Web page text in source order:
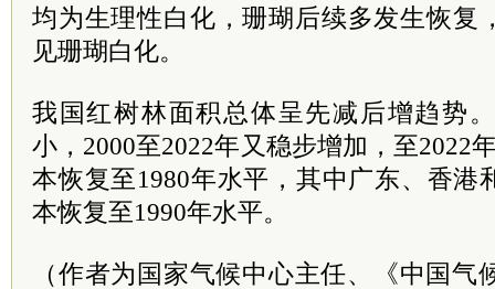
均为生理性白化，珊瑚后续多发生恢复
见珊瑚白化。
我国红树林面积总体呈先减后增趋势
小，2000至2022年又稳步增加，至2022
本恢复至1980年水平，其中广东、香港
本恢复至1990年水平。
（作者为国家气候中心主任、《中国气